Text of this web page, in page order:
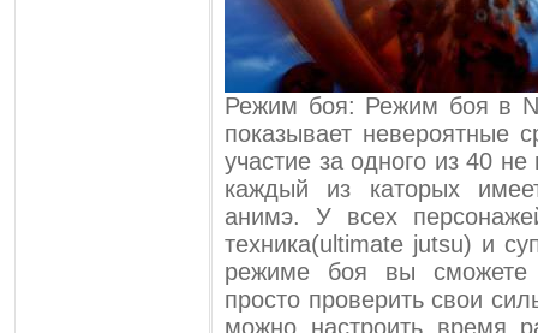
Режим боя: Режим боя в
показывает невероятные
участие за одного из 40
каждый из каторых
анимэ. У всех
техника(ultimate jutsu) и
режиме боя вы сможете
просто проверить свои
можно настроить время